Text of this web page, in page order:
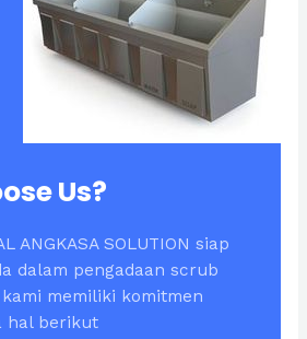
Us?
ANGKASA SOLUTION siap
dalam pengadaan scrub
memiliki komitmen
hal berikut